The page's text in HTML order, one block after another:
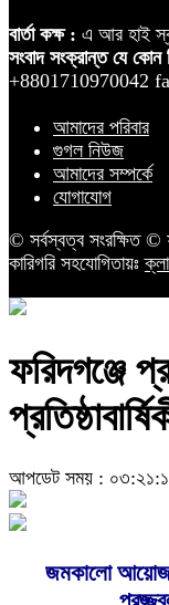
বার্তা কক্ষ : এ আর হাই
সংবাদ সংক্রান্ত যে
+8801710970042
আমাদের পরিবার
গুগল নিউজ
আমাদের সম্পর্কে
যোগাযোগ
© সর্বস্বত্ব সংরক্ষিত ©
কারিগরি সহযোগিতায়ঃ
ফরিদগঞ্জে
আপডেট সময় :
জমকালো